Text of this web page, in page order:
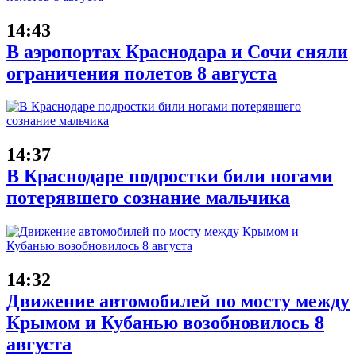
14:43
В аэропортах Краснодара и Сочи сняли
ограничения полетов 8 августа
14:37
В Краснодаре подростки били ногами
потерявшего сознание мальчика
14:32
Движение автомобилей по мосту между
Крымом и Кубанью возобновилось 8
августа